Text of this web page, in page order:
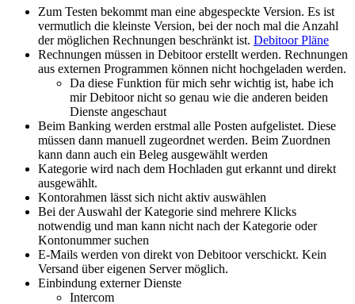
Zum Testen bekommt man eine abgespeckte Version. Es ist
vermutlich die kleinste Version, bei der noch mal die Anzahl
der möglichen Rechnungen beschränkt ist. Debitoor Pläne
Rechnungen müssen in Debitoor erstellt werden. Rechnungen
aus externen Programmen können nicht hochgeladen werden.
Da diese Funktion für mich sehr wichtig ist, habe ich
mir Debitoor nicht so genau wie die anderen beiden
Dienste angeschaut
Beim Banking werden erstmal alle Posten aufgelistet. Diese
müssen dann manuell zugeordnet werden. Beim Zuordnen
kann dann auch ein Beleg ausgewählt werden
Kategorie wird nach dem Hochladen gut erkannt und direkt
ausgewählt.
Kontorahmen lässt sich nicht aktiv auswählen
Bei der Auswahl der Kategorie sind mehrere Klicks
notwendig und man kann nicht nach der Kategorie oder
Kontonummer suchen
E-Mails werden von direkt von Debitoor verschickt. Kein
Versand über eigenen Server möglich.
Einbindung externer Dienste
Intercom